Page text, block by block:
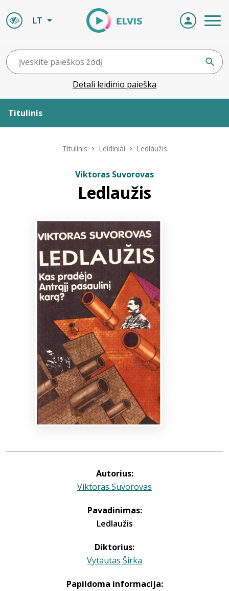
LT
Detali leidinio paieška
Titulinis
Naujienos
Bibliotekoms
+370 667 80 541
Titulinis Leidiniai Ledlaužis
Viktoras Suvorovas
Ledlaužis
Autorius:
Viktoras Suvorovas
Pavadinimas:
Ledlaužis
Diktorius:
Vytautas Širka
Papildoma informacija: